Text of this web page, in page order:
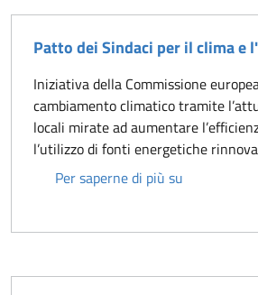
Patto dei Sindaci per il clima e
Iniziativa della Commissione
cambiamento climatico tramite
locali mirate ad aumentare
l’utilizzo di fonti energetiche
Per saperne di più su